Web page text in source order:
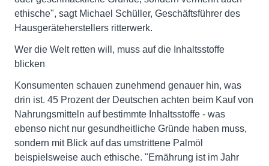
ethische", sagt Michael Schüller, Geschäftsführer des
Hausgeräteherstellers ritterwerk.
Wer die Welt retten will, muss auf die Inhaltsstoffe
blicken
Konsumenten schauen zunehmend genauer hin, was
drin ist. 45 Prozent der Deutschen achten beim Kauf von
Nahrungsmitteln auf bestimmte Inhaltsstoffe - was
ebenso nicht nur gesundheitliche Gründe haben muss,
sondern mit Blick auf das umstrittene Palmöl
beispielsweise auch ethische. "Ernährung ist im Jahr